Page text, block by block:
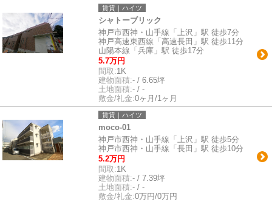
賃貸｜ハイツ
シャトーブリック
神戸市西神・山手線「上沢」駅 徒歩7分
神戸高速東西線「高速長田」駅 徒歩11分
山陽本線「兵庫」駅 徒歩17分
5.7万円
間取:1K
建物面積:- / 6.65坪
土地面積:- / -
敷金/礼金:0ヶ月/1ヶ月
賃貸｜ハイツ
moco-01
神戸市西神・山手線「上沢」駅 徒歩5分
神戸市西神・山手線「長田」駅 徒歩10分
5.2万円
間取:1K
建物面積:- / 7.39坪
土地面積:- / -
敷金/礼金:0万円/0万円